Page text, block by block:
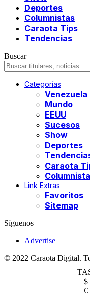
Deportes
Columnistas
Caraota Tips
Tendencias
Buscar
Categorías
Venezuela
Mundo
EEUU
Sucesos
Show
Deportes
Caraota
Link Extras
Favoritos
Sitemap
Síguenos
Advertise
© 2022 Caraota Digital.
$
€